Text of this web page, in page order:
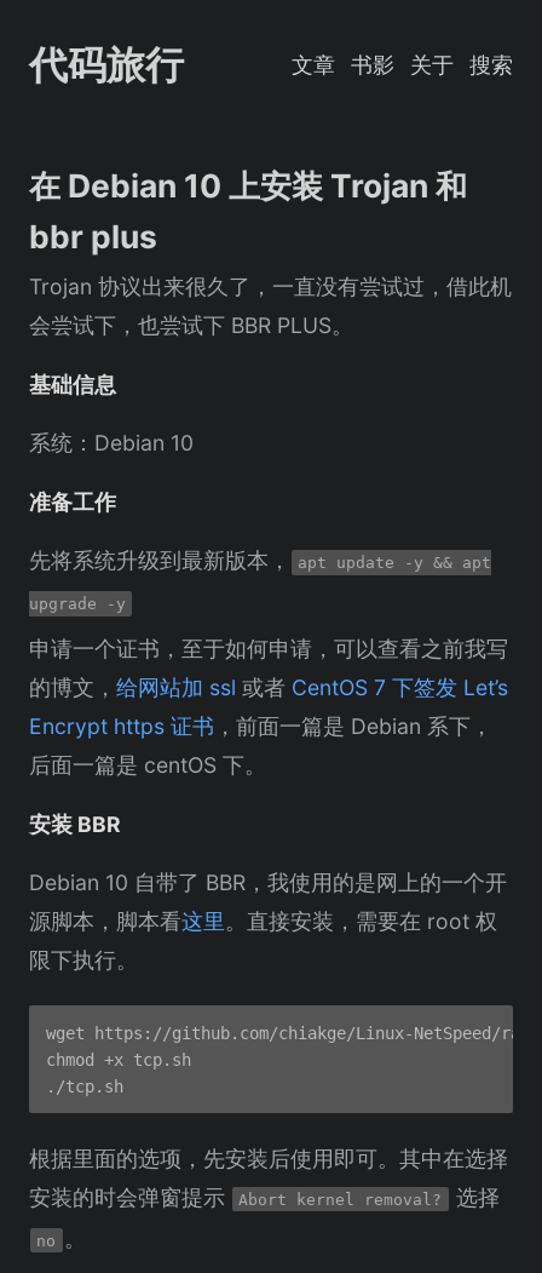
代码旅行 文章 书影 关于 搜索
在 Debian 10 上安装 Trojan 和
bbr plus
Trojan 协议出来很久了，一直没有尝试过，借此机
会尝试下，也尝试下 BBR PLUS。
基础信息
系统：Debian 10
准备工作
先将系统升级到最新版本， apt update -y && apt
upgrade -y
申请一个证书，至于如何申请，可以查看之前我写
的博文， 给网站加 ssl 或者 CentOS 7 下签发 Let’s
Encrypt https 证书 ，前面一篇是 Debian 系下，
后面一篇是 centOS 下。
安装 BBR
Debian 10 自带了 BBR，我使用的是网上的一个开
源脚本，脚本看这里。直接安装，需要在 root 权
限下执行。
wget https://github.com/chiakge/Linux-NetSpeed/
chmod +x tcp.sh
根据里面的选项，先安装后使用即可。其中在选择
安装的时会弹窗提示
Abort kernel removal? 选择
no 。